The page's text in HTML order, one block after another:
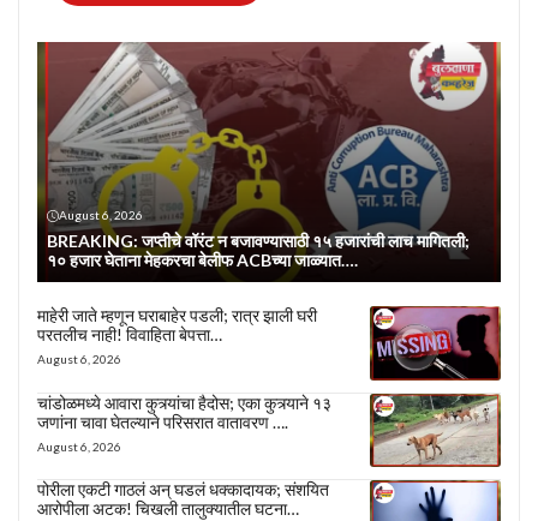
August 6, 2026
BREAKING: जप्तीचे वॉरंट न बजावण्यासाठी १५ हजारांची लाच मागितली;
१० हजार घेताना मेहकरचा बेलीफ ACBच्या जाळ्यात….
माहेरी जाते म्हणून घराबाहेर पडली; रात्र झाली घरी
परतलीच नाही! विवाहिता बेपत्ता…
August 6, 2026
चांडोळमध्ये आवारा कुत्र्यांचा हैदोस; एका कुत्र्याने १३
जणांना चावा घेतल्याने परिसरात वातावरण ….
August 6, 2026
पोरीला एकटी गाठलं अन् घडलं धक्कादायक; संशयित
आरोपीला अटक! चिखली तालुक्यातील घटना…